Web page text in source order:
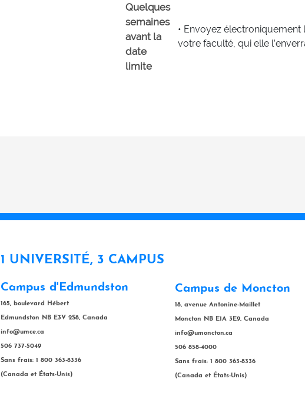
Quelques
semaines
avant la
date
limite
• Envoyez
votre faculté, qui elle
1 UNIVERSITÉ, 3 CAMPUS
Campus d'Edmundston
165, boulevard Hébert
Edmundston NB E3V 2S8, Canada
info@umce.ca
506 737-5049
Sans frais: 1 800 363-8336
(Canada et États-Unis)
Campus de Moncton
18, avenue Antonine-Maillet
Moncton NB E1A 3E9, Canada
info@umoncton.ca
506 858-4000
Sans frais: 1 800 363-8336
(Canada et États-Unis)